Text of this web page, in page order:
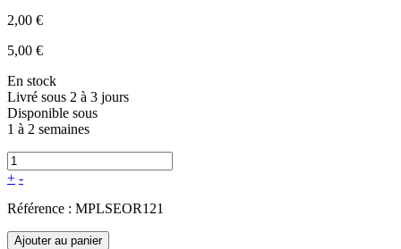
2,00 €
5,00 €
En stock
Livré sous 2 à 3 jours
Disponible sous
1 à 2 semaines
+ -
Référence : MPLSEOR121
Ajouter au panier